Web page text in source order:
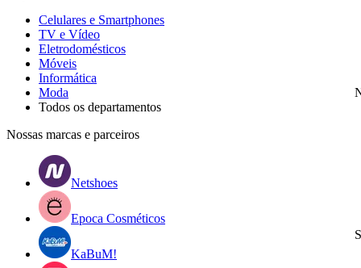
Celulares e Smartphones
TV e Vídeo
Eletrodomésticos
Móveis
Informática
Moda
Todos os departamentos
Nossas marcas e parceiros
Netshoes
Epoca Cosméticos
KaBuM!